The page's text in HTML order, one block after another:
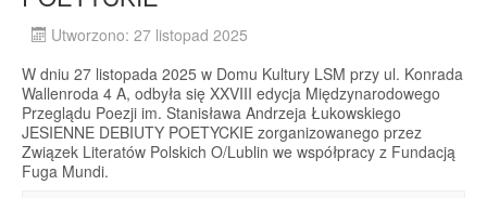
Utworzono: 27 listopad 2025
W dniu 27 listopada 2025 w Domu Kultury LSM przy ul. Konrada
Wallenroda 4 A, odbyła się XXVIII edycja Międzynarodowego
Przeglądu Poezji im. Stanisława Andrzeja Łukowskiego
JESIENNE DEBIUTY POETYCKIE zorganizowanego przez
Związek Literatów Polskich O/Lublin we współpracy z Fundacją
Fuga Mundi.